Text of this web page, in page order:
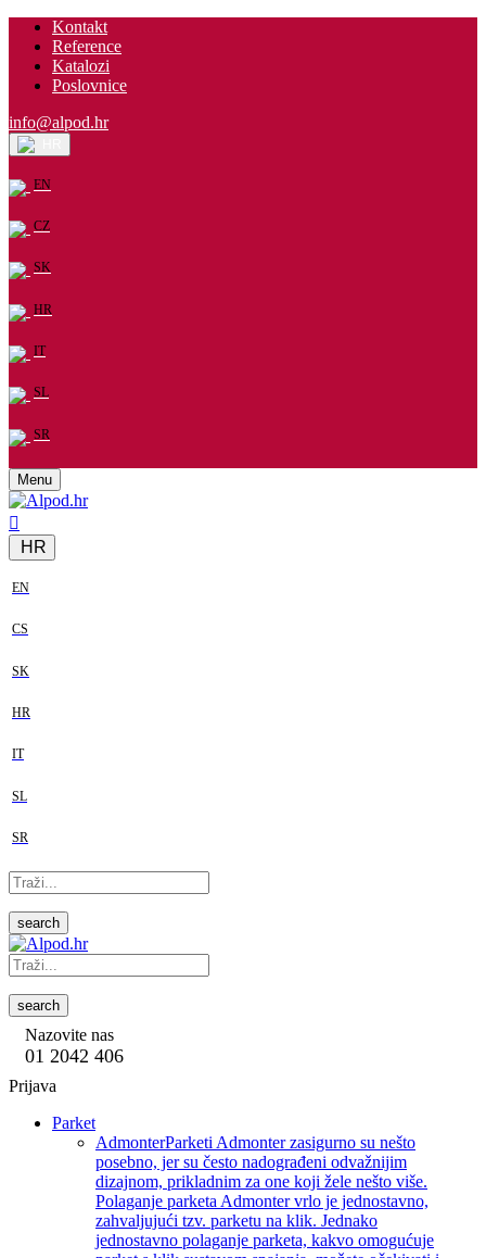
Kontakt
Reference
Katalozi
Poslovnice
info@alpod.hr
EN
CZ
SK
HR
IT
SL
SR
Menu
HR
EN
CS
SK
HR
IT
SL
SR
search
search
Nazovite nas
01 2042 406
Prijava
Parket
AdmonterParketi Admonter zasigurno su nešto
posebno, jer su često nadograđeni odvažnijim
dizajnom, prikladnim za one koji žele nešto više.
Polaganje parketa Admonter vrlo je jednostavno,
zahvaljujući tzv. parketu na klik. Jednako
jednostavno polaganje parketa, kakvo omogućuje